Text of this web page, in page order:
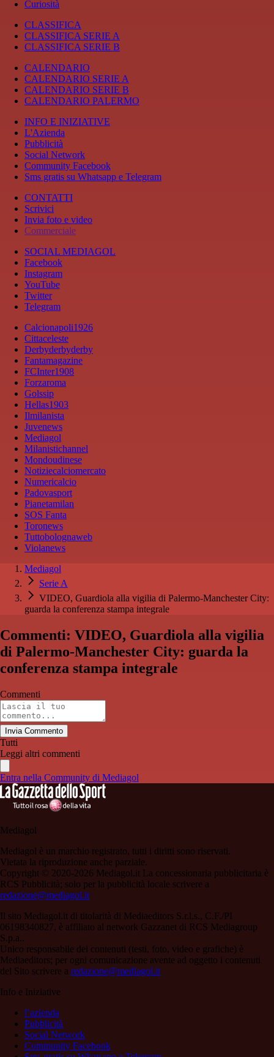
Curiosità
CLASSIFICA
CLASSIFICA SERIE A
CLASSIFICA SERIE B
CALENDARIO
CALENDARIO SERIE A
CALENDARIO SERIE B
CALENDARIO PALERMO
INFO E INIZIATIVE
L'Azienda
Pubblicità
Social Network
Community Facebook
Sms gratis su Whatsapp e Telegram
CONTATTI
Scrivici
Invia foto e video
Commerciale
SOCIAL MEDIAGOL
Facebook
Instagram
YouTube
Twitter
Telegram
Calcionapoli1926
Cittaceleste
Derbyderbyderby
Fantamagazine
FCInter1908
Forzaroma
Golssip
Hellas1903
Ilmilanista
Juvenews
Mediagol
Milanistichannel
Mondoudinese
Notiziecalciomercato
Numericalcio
Padovasport
Pianetamilan
SOS Fanta
Toronews
Tuttobolognaweb
Violanews
Mediagol
Serie A
VIDEO, Guardiola alla vigilia di Palermo-Manchester City:
guarda la conferenza stampa integrale
Commenti: VIDEO, Guardiola alla vigilia
di Palermo-Manchester City: guarda la
conferenza stampa integrale
Commenti
Invia Commento
Tutti
Leggi altri commenti
Entra nella Community di Mediagol
Mediagol
Mediagol è un marchio registrato, tutti i diritti sono riservati.
Vietata la riproduzione anche parziale.
Copyright © 2020-2026 Mediagol.it La concessionaria pubblicitaria è
RCS Pubblicità; solo per la pubblicità locale scrivere a
redazione@mediagol.it
Il sito Mediagol.it di titolarità di Mediaeditors S.r.l.s., C.F./PI
06198340827, è affiliato al network Gazzanet di RCS Mediagroup
S.p.a..
Unico responsabile dei contenuti (testi, foto, video e grafiche) è
Mediaeditors; per ogni comunicazione avente ad oggetto i contenuti
del Sito scrivere a redazione@mediagol.it
Info e Iniziative
l’azienda
Pubblicità
Social Network
Community Facebook